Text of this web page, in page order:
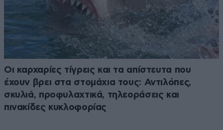
Οι καρχαρίες τίγρεις και τα απίστευτα που
έχουν βρει στα στομάχια τους: Αντιλόπες,
σκυλιά, προφυλαχτικά, τηλεοράσεις και
πινακίδες κυκλοφορίας